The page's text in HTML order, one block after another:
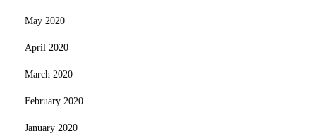
May 2020
April 2020
March 2020
February 2020
January 2020